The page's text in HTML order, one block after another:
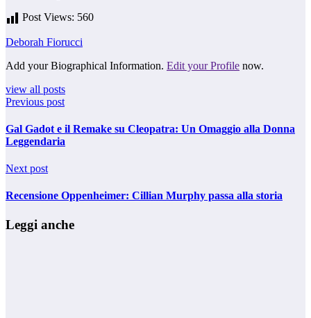
Post Views: 560
Deborah Fiorucci
Add your Biographical Information. Edit your Profile now.
view all posts
Previous post
Gal Gadot e il Remake su Cleopatra: Un Omaggio alla Donna
Leggendaria
Next post
Recensione Oppenheimer: Cillian Murphy passa alla storia
Leggi anche